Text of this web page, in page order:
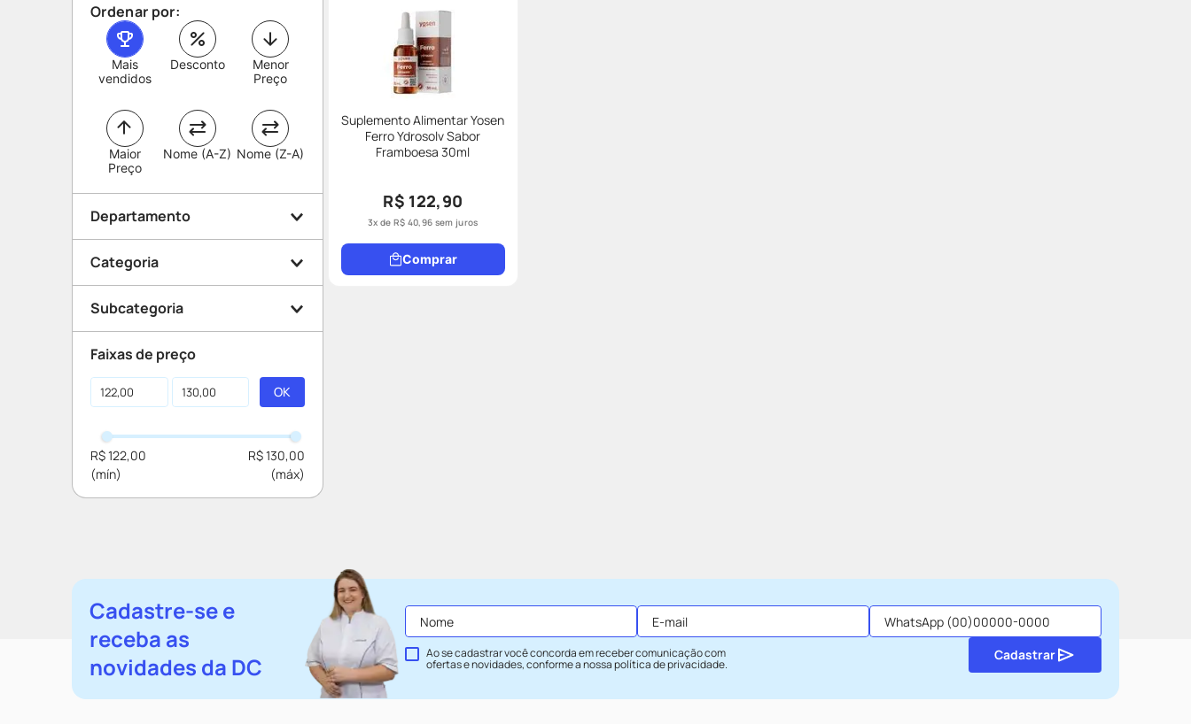
Ordenar por:
Mais
vendidos
Desconto
Maior
Preço
Menor
Preço
Nome (A-Z) Nome (Z-A)
Departamento
Medicamentos
Categoria
Vitaminas e Suplementos
Subcategoria
Anemia
Faixas de preço
R$ 122,00 R$ 130,00
Suplemento Alimentar Yosen
Ferro Ydrosolv Sabor
Framboesa 30ml
R$ 122,90
3x de R$ 40,96 sem juros
Comprar
Cadastre-se e
receba as
novidades da DC
Ao se cadastrar você concorda em receber comunicação com
ofertas e novidades, conforme a nossapolítica de privacidade.
Cadastrar